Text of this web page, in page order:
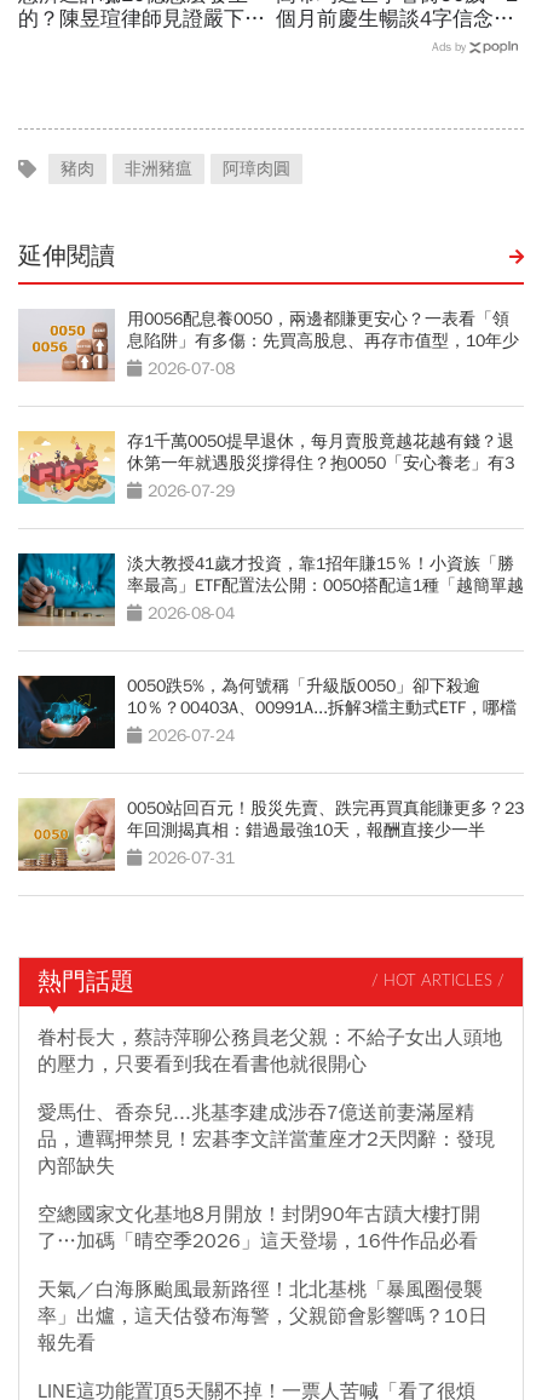
的？陳昱瑄律師見證嚴下跪 個月前慶生暢談4字信念，
回憶錄給讀者忠告：自求多
Ads by
豬肉 非洲豬瘟 阿璋肉圓
延伸閱讀
用0056配息養0050，兩邊都賺更安心？一表看「領
息陷阱」有多傷：先買高股息、再存市值型，10年少
賺330萬
2026-07-08
存1千萬0050提早退休，每月賣股竟越花越有錢？退
休第一年就遇股災撐得住？抱0050「安心養老」有3
條件2026-07-29
淡大教授41歲才投資，靠1招年賺15％！小資族「勝
率最高」ETF配置法公開：0050搭配這1種「越簡單越
好賺」
2026-08-04
0050跌5%，為何號稱「升級版0050」卻下殺逾
10％？00403A、00991A...拆解3檔主動式ETF，哪檔
最抗跌？
2026-07-24
0050站回百元！股災先賣、跌完再買真能賺更多？23
年回測揭真相：錯過最強10天，報酬直接少一半
2026-07-31
熱門話題 / HOT ARTICLES /
眷村長大，蔡詩萍聊公務員老父親：不給子女出人頭地
的壓力，只要看到我在看書他就很開心
愛馬仕、香奈兒...兆基李建成涉吞7億送前妻滿屋精
品，遭羈押禁見！宏碁李文詳當董座才2天閃辭：發現
內部缺失
空總國家文化基地8月開放！封閉90年古蹟大樓打開
了…加碼「晴空季2026」這天登場，16件作品必看
天氣／白海豚颱風最新路徑！北北基桃「暴風圈侵襲
率」出爐，這天估發布海警，父親節會影響嗎？10日
報先看
LINE這功能置頂5天關不掉！一票人苦喊「看了很煩